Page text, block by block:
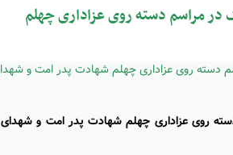
مراسم دسته روی عزاداری چهلم
روی عزاداری چهلم شهادت پدر امت و شهدای